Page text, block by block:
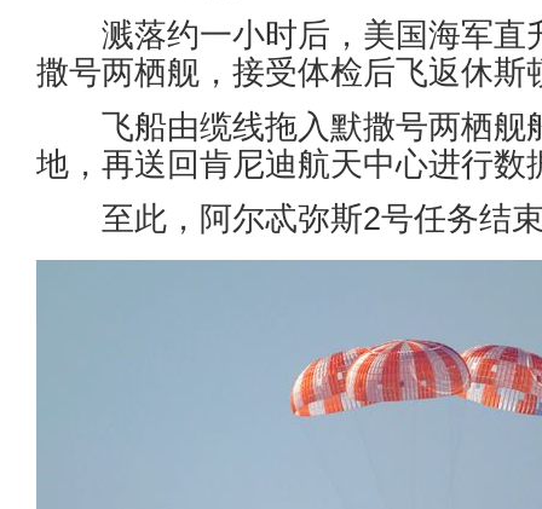
溅落约一小时后，美国海军直
撒号两栖舰，接受体检后飞返休斯
飞船由缆线拖入默撒号两栖舰
地，再送回肯尼迪航天中心进行数
至此，阿尔忒弥斯2号任务结